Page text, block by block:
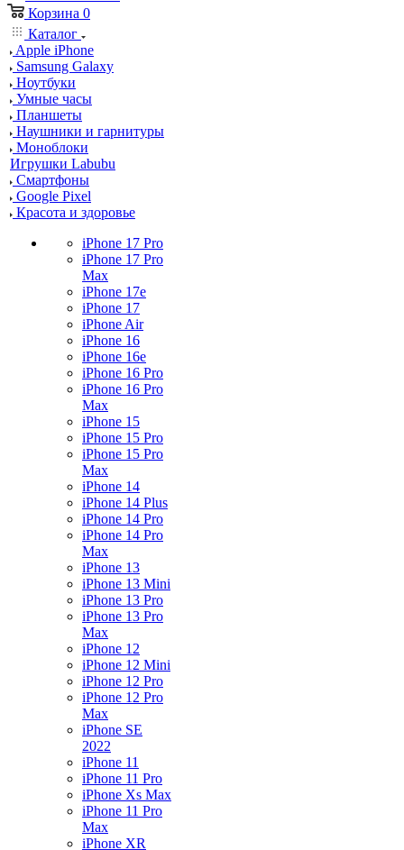
Корзина 0
Каталог
Apple iPhone
Samsung Galaxy
Ноутбуки
Умные часы
Планшеты
Наушники и гарнитуры
Моноблоки
Игрушки Labubu
Смартфоны
Google Pixel
Красота и здоровье
iPhone 17 Pro
iPhone 17 Pro
Max
iPhone 17e
iPhone 17
iPhone Air
iPhone 16
iPhone 16e
iPhone 16 Pro
iPhone 16 Pro
Max
iPhone 15
iPhone 15 Pro
iPhone 15 Pro
Max
iPhone 14
iPhone 14 Plus
iPhone 14 Pro
iPhone 14 Pro
Max
iPhone 13
iPhone 13 Mini
iPhone 13 Pro
iPhone 13 Pro
Max
iPhone 12
iPhone 12 Mini
iPhone 12 Pro
iPhone 12 Pro
Max
iPhone SE
2022
iPhone 11
iPhone 11 Pro
iPhone Xs Max
iPhone 11 Pro
Max
iPhone XR